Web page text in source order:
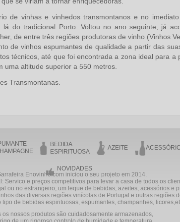
de vinhas e vinhedos transmontanos e no
do tradicional Porto. Voltou no ano seguinte, já
de entre três regiões produtoras de vinho (Vinhos
de vinhos espumantes de qualidade a partir das
técnicos, até que foi encontrada a zona ideal para a
uma altitude superior a 550 metros.
Transmontanas.
BEDIDA
ESPIRITUOSA
AZEITE
NOVIDADES
Enovinho.com iniciou o seu projeto em 2014.
Servico e preços competitivos para levar a casa de todos os
ou no estrangeiro, um leque de bebidas, azeites, acessórios e
das diversas regiões vinícolas de Portugal e outras regiões
tipo de bebidas espirituosas, espumantes, champanhes,
os nossos produtos são cuidadosamente armazenados,